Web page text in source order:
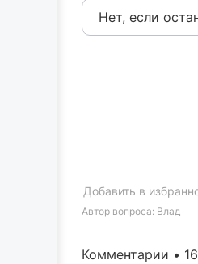
Нет, если
Автор вопроса: Влад
Добавить в
Комментарии • 16